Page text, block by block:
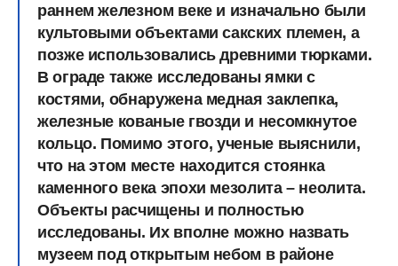
раннем железном веке и изначально были
культовыми объектами сакских племен, а
позже использовались древними тюрками.
В ограде также исследованы ямки с
костями, обнаружена медная заклепка,
железные кованые гвозди и несомкнутое
кольцо. Помимо этого, ученые выяснили,
что на этом месте находится стоянка
каменного века эпохи мезолита – неолита.
Объекты расчищены и полностью
исследованы. Их вполне можно назвать
музеем под открытым небом в районе